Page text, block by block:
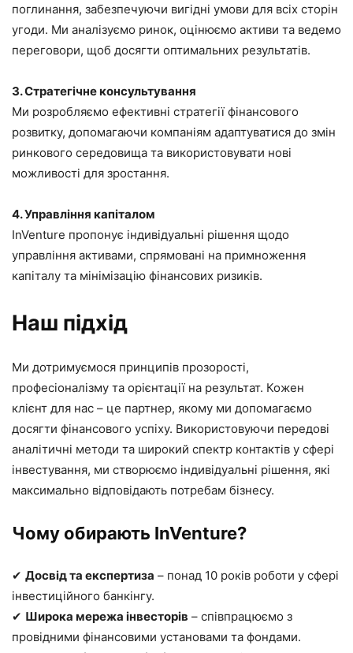
поглинання, забезпечуючи вигідні умови для всіх сторін
угоди. Ми аналізуємо ринок, оцінюємо активи та ведемо
переговори, щоб досягти оптимальних результатів.
3. Стратегічне консультування
Ми розробляємо ефективні стратегії фінансового
розвитку, допомагаючи компаніям адаптуватися до змін
ринкового середовища та використовувати нові
можливості для зростання.
4. Управління капіталом
InVenture пропонує індивідуальні рішення щодо
управління активами, спрямовані на примноження
капіталу та мінімізацію фінансових ризиків.
Наш підхід
Ми дотримуємося принципів прозорості,
професіоналізму та орієнтації на результат. Кожен
клієнт для нас – це партнер, якому ми допомагаємо
досягти фінансового успіху. Використовуючи передові
аналітичні методи та широкий спектр контактів у сфері
інвестування, ми створюємо індивідуальні рішення, які
максимально відповідають потребам бізнесу.
Чому обирають InVenture?
✔ Досвід та експертиза – понад 10 років роботи у сфері
інвестиційного банкінгу.
✔ Широка мережа інвесторів – співпрацюємо з
провідними фінансовими установами та фондами.